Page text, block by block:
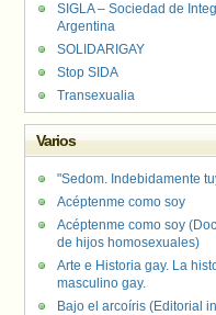
SIGLA – Sociedad de
Argentina
SOLIDARIGAY
Stop SIDA
Transexualia
Varios
"Sedom. Indebidamente
Acéptenme como soy
Acéptenme como soy
de hijos homosexuales)
Arte e Historia gay. La
masculino gay.
Bajo el arcoíris (Editorial